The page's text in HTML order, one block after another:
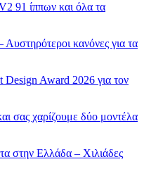
91 ίππων και όλα τα
κανόνες για τα
Award 2026 για τον
σας χαρίζουμε δύο μοντέλα
στην Ελλάδα – Χιλιάδες